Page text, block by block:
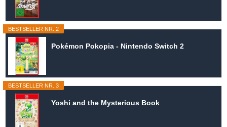
BESTSELLER NR. 2
Pokémon Pokopia - Nintendo Switch 2
BESTSELLER NR. 3
Yoshi and the Mysterious Book